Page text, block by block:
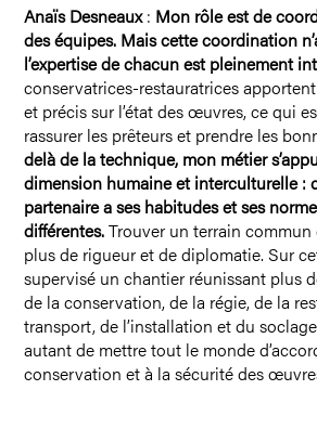
Anaïs Desneaux: Mon rôle est de
des équipes. Mais cette coordination
l’expertise de chacun est pleinement
conservatrices-restauratrices
et précis sur l’état des œuvres, ce qui
rassurer les prêteurs et prendre les
delà de la technique, mon métier
dimension humaine et interculturelle :
partenaire a ses habitudes et ses
différentes.Trouver un terrain commun
plus de rigueur et de diplomatie. Sur
supervisé un chantier réunissant plus
de la conservation, de la régie, de la
transport, de l’installation et du
autant de mettre tout le monde
conservation et à la sécurité des